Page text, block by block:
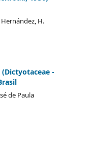
H.
-
de Paula